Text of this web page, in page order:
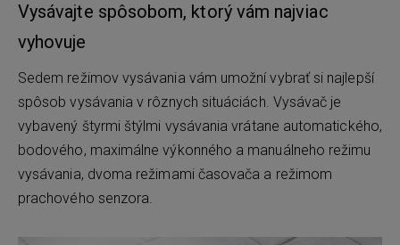
Vysávajte spôsobom, ktorý vám najviac
vyhovuje
Sedem režimov vysávania vám umožní vybrať si najlepší
spôsob vysávania v rôznych situáciách. Vysávač je
vybavený štyrmi štýlmi vysávania vrátane automatického,
bodového, maximálne výkonného a manuálneho režimu
vysávania, dvoma režimami časovača a režimom
prachového senzora.